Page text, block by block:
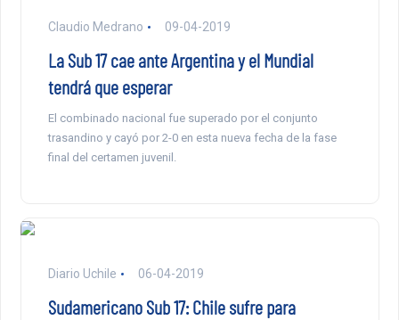
Claudio Medrano 09-04-2019
La Sub 17 cae ante Argentina y el Mundial
tendrá que esperar
El combinado nacional fue superado por el conjunto
trasandino y cayó por 2-0 en esta nueva fecha de la fase
final del certamen juvenil.
Diario Uchile 06-04-2019
Sudamericano Sub 17: Chile sufre para